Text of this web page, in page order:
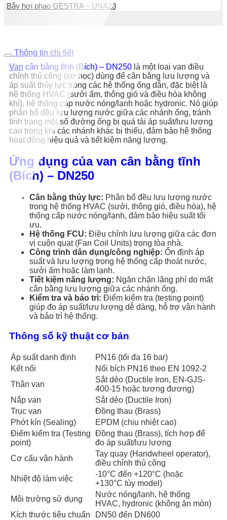
Bẫy hơi phao GESTRA – UNA23
Thông tin chi tiết
Van cân bằng tĩnh (Bích) – DN250 là một loại van điều
chỉnh thủ công (cơ học) dùng để cân bằng lưu lượng và
áp suất thủy lực trong các hệ thống ống dẫn, đặc biệt là
hệ thống HVAC (sưởi ấm, thông gió và điều hòa không
khí), hệ thống cấp nước nóng/lạnh hoặc hydronic. Nó giúp
phân bổ đều lưu lượng nước giữa các nhánh ống, tránh
tình trạng một số đường ống bị quá tải áp suất/lưu lượng
cao trong khi các nhánh khác bị thiếu, đảm bảo hệ thống
hoạt động hiệu quả và tiết kiệm năng lượng.
Ứng dụng của van cân bằng tĩnh
(Bích) – DN250
Cân bằng thủy lực: Phân bổ đều lưu lượng nước
trong hệ thống HVAC (sưởi, thông gió, điều hòa), hệ
thống cấp nước nóng/lạnh, đảm bảo hiệu suất tối
ưu.
Hệ thống FCU: Điều chỉnh lưu lượng giữa các đơn
vị cuộn quạt (Fan Coil Units) trong tòa nhà.
Công trình dân dụng/công nghiệp: Ổn định áp
suất và lưu lượng trong hệ thống cấp thoát nước,
sưởi ấm hoặc làm lạnh.
Tiết kiệm năng lượng: Ngăn chặn lãng phí do mất
cân bằng lưu lượng giữa các nhánh ống.
Kiểm tra và bảo trì: Điểm kiểm tra (testing point)
giúp đo áp suất/lưu lượng dễ dàng, hỗ trợ vận hành
và bảo trì hệ thống.
Thông số kỹ thuật cơ bản
Áp suất danh định
PN16 (tối đa 16 bar)
Kết nối
Nối bích PN16 theo EN 1092-2
Thân van
Sắt dẻo (Ductile Iron, EN-GJS-
400-15 hoặc tương đương)
Nắp van
Sắt dẻo (Ductile Iron)
Trục van
Đồng thau (Brass)
Phớt kín (Sealing)
EPDM (chịu nhiệt cao)
Điểm kiểm tra (Testing
point)
Đồng thau (Brass), tích hợp để
đo áp suất/lưu lượng
Cơ cấu vận hành
Tay quay (Handwheel operator),
điều chỉnh thủ công
Nhiệt độ làm việc
-10°C đến +120°C (hoặc
+130°C tùy model)
Môi trường sử dụng
Nước nóng/lạnh, hệ thống
HVAC, hydronic (không ăn mòn)
Kích thước tiêu chuẩn
DN50 đến DN600